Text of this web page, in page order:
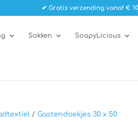
✔ Gratis verzending vanaf €
Sokken SoapyLicious
/ Gastendoekjes 30 x 50